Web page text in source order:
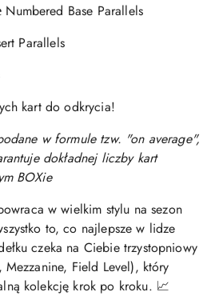
Numbered Base Parallels
Parallels
kart do odkrycia!
w formule tzw. "on average",
dokładnej liczby kart
BOXie
w wielkim stylu na sezon
to, co najlepsze w lidze
czeka na Ciebie trzystopniowy
Mezzanine, Field Level), który
kolekcję krok po kroku. 📈